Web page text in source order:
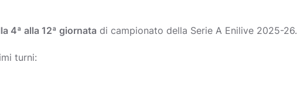
4ª alla 12ª giornata di campionato della Serie A Enilive 2025-26.
turni: